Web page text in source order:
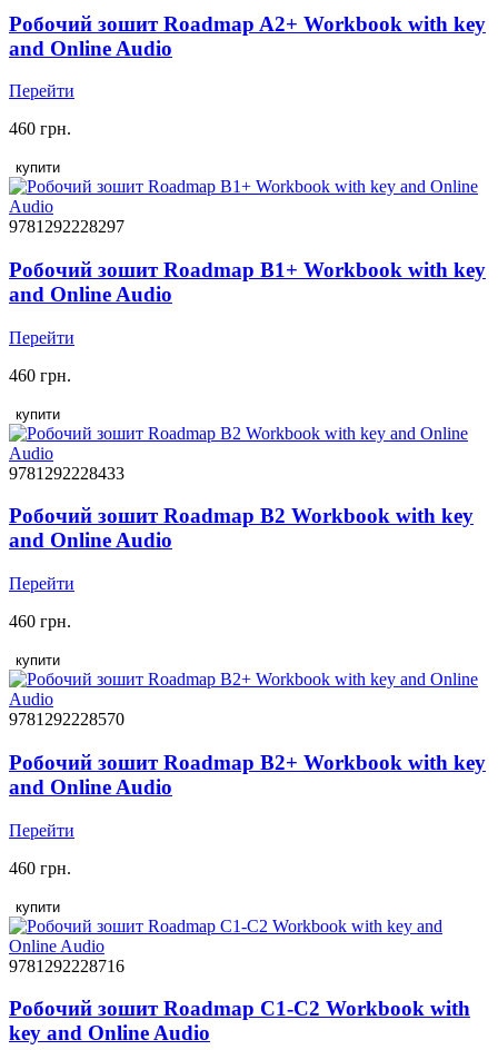
Робочий зошит Roadmap A2+ Workbook with key
and Online Audio
Перейти
460 грн.
купити
9781292228297
Робочий зошит Roadmap B1+ Workbook with key
and Online Audio
Перейти
460 грн.
купити
9781292228433
Робочий зошит Roadmap B2 Workbook with key
and Online Audio
Перейти
460 грн.
купити
9781292228570
Робочий зошит Roadmap B2+ Workbook with key
and Online Audio
Перейти
460 грн.
купити
9781292228716
Робочий зошит Roadmap C1-C2 Workbook with
key and Online Audio